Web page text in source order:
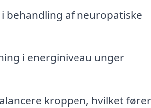
behandling af neuropatiske
i energiniveau unger
kroppen, hvilket